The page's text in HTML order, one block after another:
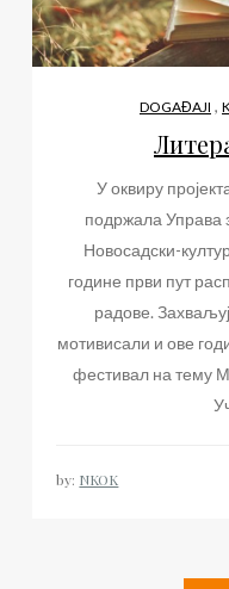
DOGAĐAJI ,
У оквиру
подржала Управа
Новосадски-
године први пут
радове.
мотивисали и ове
фестивал на тему
by: NKOK